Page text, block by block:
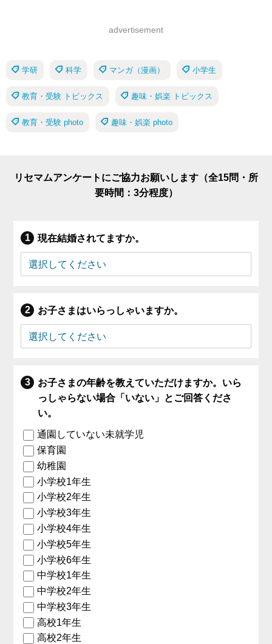
advertisement
学研 科学 マンガ（漫画） 小学生
教育・受験 トピックス 趣味・娯楽 トピックス
教育・受験 photo 趣味・娯楽 photo
リセマムアンケートにご協力お願いします（全15問・所
要時間：3分程度）
現在結婚されてますか。
お子さまはいらっしゃいますか。
お子さまの年齢を教えていただけますか。いら
っしゃらない場合「いない」とご回答くださ
い。
通園していない未就学児
保育園
幼稚園
小学校1年生
小学校2年生
小学校3年生
小学校4年生
小学校5年生
小学校6年生
中学校1年生
中学校2年生
中学校3年生
高校1年生
高校2年生